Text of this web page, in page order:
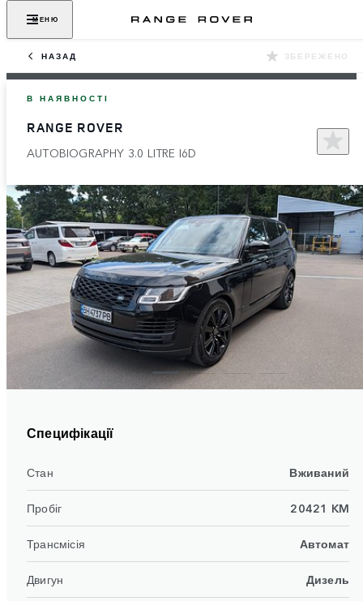
МЕНЮ
НАЗАД ЗБЕРЕЖЕНО
В НАЯВНОСТІ
RANGE ROVER
AUTOBIOGRAPHY 3.0 LITRE I6D​
Специфікації
Стан Вживаний
Пробіг 20421 KM
Трансмісія Автомат
Двигун Дизель